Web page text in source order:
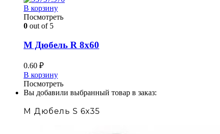
В корзину
Посмотреть
0 out of 5
М Дюбель R 8х60
0.60 ₽
В корзину
Посмотреть
Вы добавили выбранный товар в заказ:
М Дюбель S 6х35